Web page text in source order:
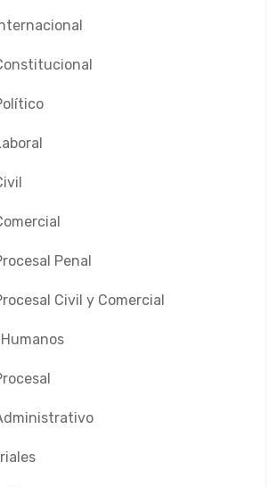
Penal
Civil y Comercial